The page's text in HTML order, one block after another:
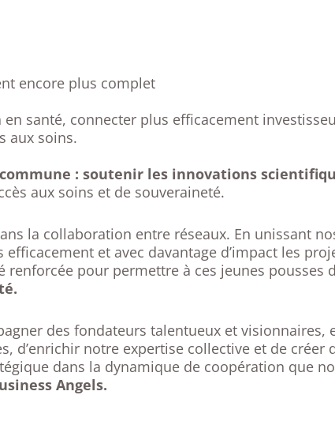
encore plus complet
en santé, connecter plus efficacement
aux soins.
: soutenir les innovations
aux soins et de souveraineté.
la collaboration entre réseaux. En unissant
et avec davantage d’impact les
pour permettre à ces jeunes pousses
des fondateurs talentueux et
d’enrichir notre expertise collective et de créer
dans la dynamique de coopération que
Angels.